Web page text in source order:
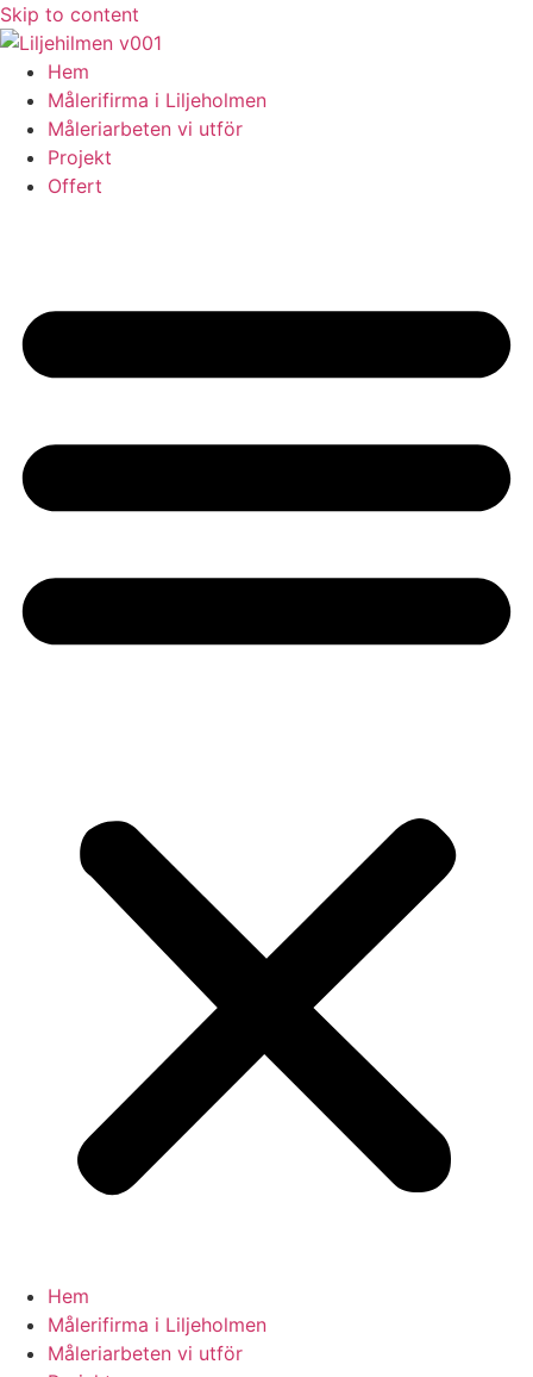
Skip to content
Hem
Målerifirma i Liljeholmen
Måleriarbeten vi utför
Projekt
Offert
Hem
Målerifirma i Liljeholmen
Måleriarbeten vi utför